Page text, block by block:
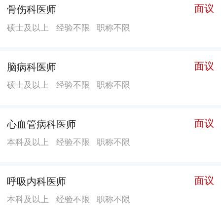
科在桂北和湘南地区有较大影响。肛肠科是我院技术力
量最强、对外影响最大的重点专科之一，现已发展成为
术、免疫、中医药等方法综合治疗，疗效显著；骨伤科
积极开展新技术，专科实力不断增强；内科、儿科、妇
综合治疗室，为病人提供“简、便、廉，验”的中医业
务，深受病人欢迎。此外，健康管理中心（治未病）积
区群众提供优质、全面的预防保健服务。 近年来，医院
大学附属肿瘤医院建立了肿瘤医联体，与中南大学湘雅
骨伤科医师 面议
硕士及以上 经验不限 职称不限
脑病科医师 面议
硕士及以上 经验不限 职称不限
心血管病科医师 面议
本科及以上 经验不限 职称不限
呼吸内科医师 面议
本科及以上 经验不限 职称不限